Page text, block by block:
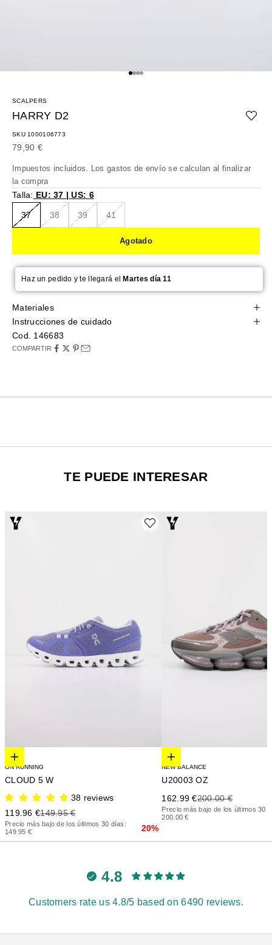
Ir al artículo 1
Ir al artículo 2
Ir al artículo 3
Ir al artículo 4
SCALPERS
HARRY D2
SKU 1000106773
Precio de oferta
79,90 €
Impuestos incluidos. Los gastos de envío se calculan al finalizar
la compra
Talla: EU: 37 | US: 6
37 38 39 41
Agotado
Haz un pedido y te llegará elMartes día 11
Materiales
Instrucciones de cuidado
Cod. 146683
COMPARTIR
TE PUEDE INTERESAR
Elige opciones
ON RUNNING
CLOUD 5 W
38 reviews
Precio de oferta
119.96 €Precio anterior
149.95 €
Precio más bajo de los últimos 30 días:
149.95 €
20%
Elige opciones
NEW BALANCE
U20003 OZ
Precio de oferta
162.99 €Precio anterior
200.00 €
Precio más bajo de los últimos 30
200.00 €
4.8
Customers rate us 4.8/5 based on 6490 reviews.